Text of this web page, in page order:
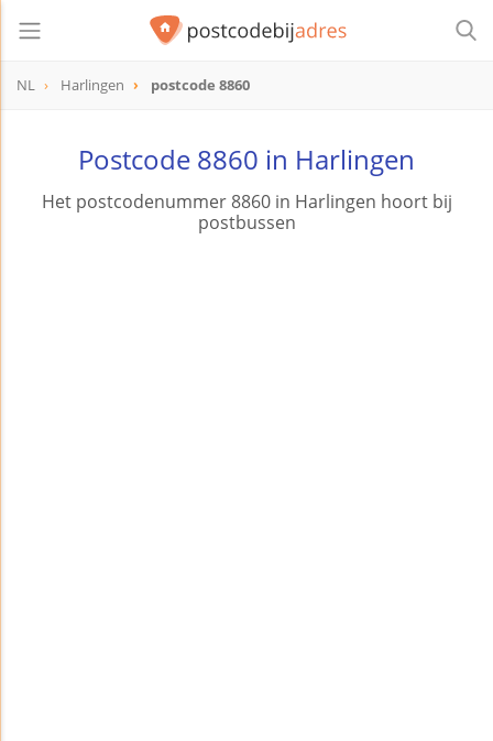
NL Harlingen postcode 8860
Postcode 8860 in Harlingen
Het postcodenummer 8860 in Harlingen hoort bij
postbussen